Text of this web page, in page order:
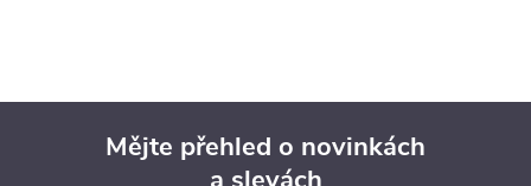
Mějte přehled o novinkách